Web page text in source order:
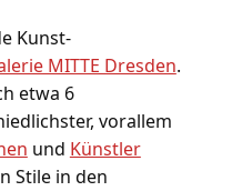
Kunst-
MITTE Dresden.
etwa 6
vorallem
und Künstler
Stile in den